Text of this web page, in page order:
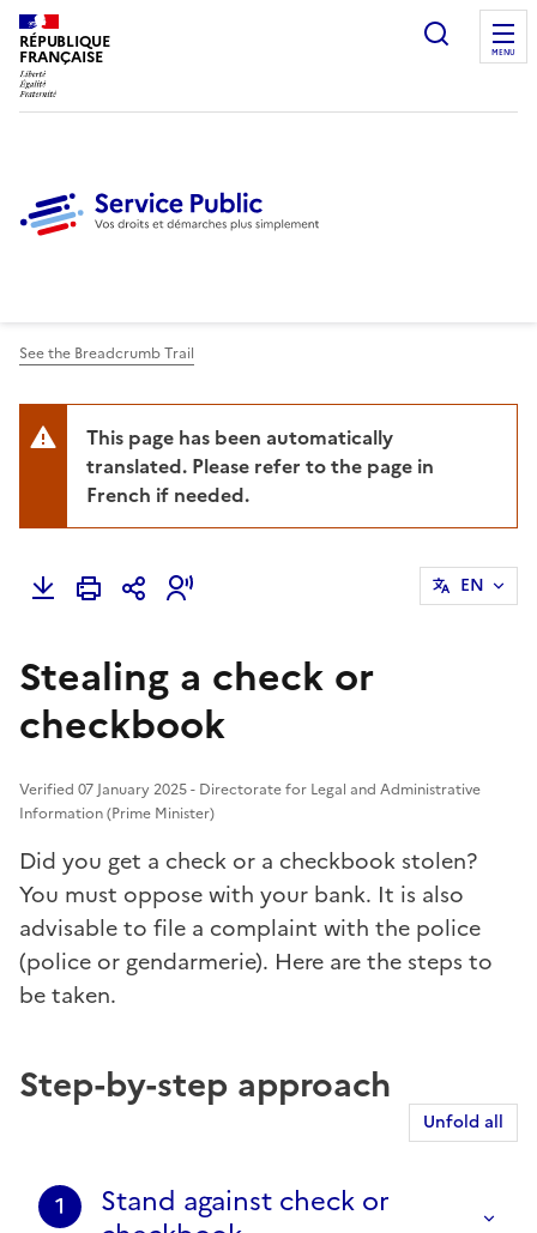
RÉPUBLIQUE
FRANÇAISE
Ouvrir
MENU
See the Breadcrumb Trail
This page has been automatically
translated. Please refer to the page in
French if needed.
EN
Stealing a check or
checkbook
Verified 07 January 2025 - Directorate for Legal and Administrative
Information (Prime Minister)
Did you get a check or a checkbook stolen?
You must opposewith your bank. It is also
advisable to file a complaint with the police
(police or gendarmerie). Here are the steps to
be taken.
Step-by-step approach
Unfold all
1
Stand against check or